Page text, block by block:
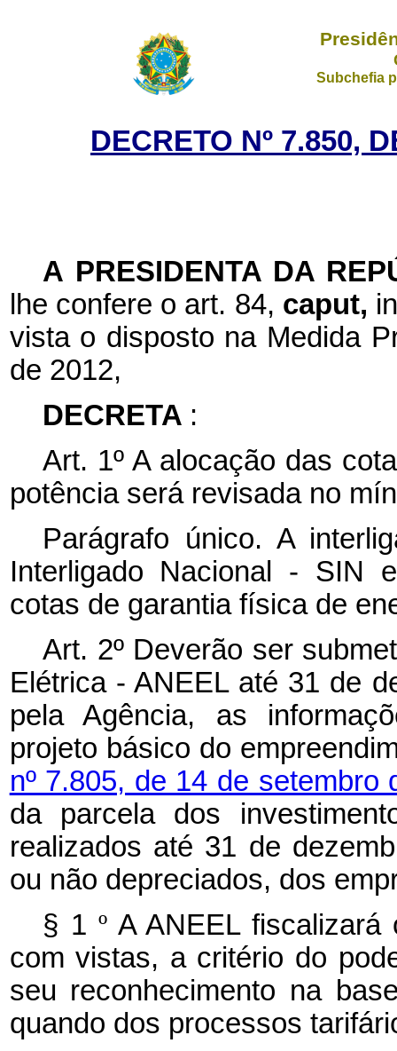
Subchefia
DECRETO Nº 7.850,
A PRESIDENTA DA
lhe confere o art. 84, caput,
vista o disposto na Medida
de 2012,
DECRETA :
Art. 1º A alocação das
potência será revisada no
Parágrafo único. A
Interligado Nacional - SIN
cotas de garantia física de
Art. 2º Deverão ser
Elétrica - ANEEL até 31 de
pela Agência, as
projeto básico do
nº 7.805, de 14 de setembro
da parcela dos
realizados até 31 de
ou não depreciados, dos
§ 1 º A ANEEL
com vistas, a critério do
seu reconhecimento na
quando dos processos